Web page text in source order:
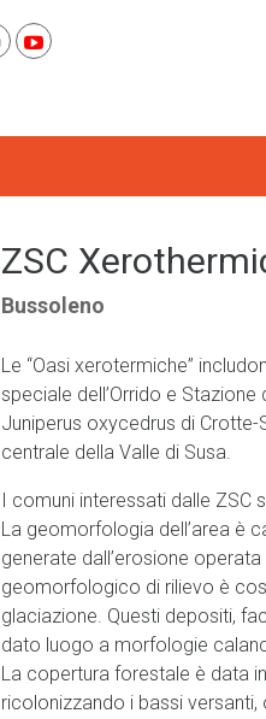
ZSC
Bussoleno
Le “Oasi xerotermiche”
speciale dell’Orrido e
Juniperus oxycedrus di
centrale della Valle di Susa.
I comuni interessati dalle ZSC
La geomorfologia dell’area è
generate dall’erosione
geomorfologico di rilievo è
glaciazione. Questi depositi,
dato luogo a morfologie
La copertura forestale è data
ricolonizzando i bassi